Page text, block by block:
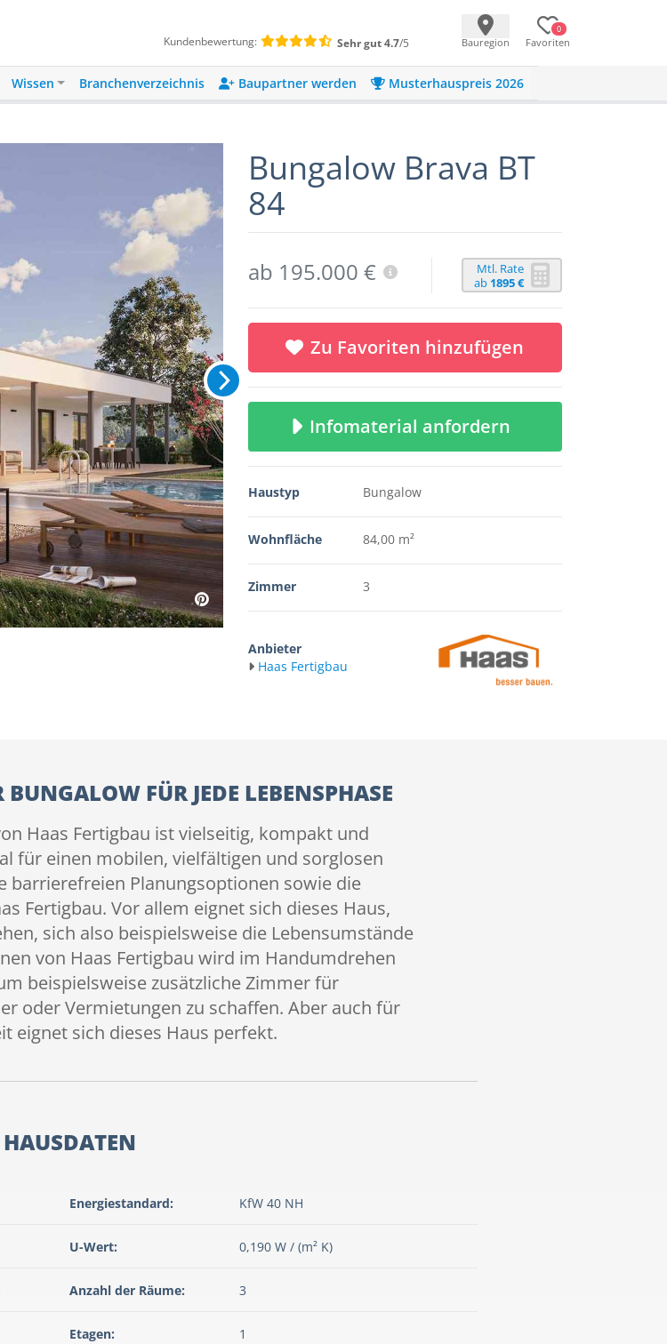
Kundenbewertung: Sehr gut4.7/5 Bauregion
0
Favoriten
Wissen Branchenverzeichnis Baupartner werden Musterhauspreis 2026
Bungalow Brava BT
84
ab 195.000 €
Mtl. Rate
ab 1895 €
Zu Favoriten hinzufügen
Infomaterial anfordern
Haustyp Bungalow
Wohnfläche 84,00 m²
Zimmer 3
Anbieter
Haas Fertigbau
FÜR JEDE LEBENSPHASE
Haas Fertigbau ist vielseitig, kompakt und
für einen mobilen, vielfältigen und sorglosen
barrierefreien Planungsoptionen sowie die
Fertigbau. Vor allem eignet sich dieses Haus,
sich also beispielsweise die Lebensumstände
von Haas Fertigbau wird im Handumdrehen
beispielsweise zusätzliche Zimmer für
oder Vermietungen zu schaffen. Aber auch für
eignet sich dieses Haus perfekt.
HAUSDATEN
Energiestandard: KfW 40 NH
U-Wert: 0,190 W / (m² K)
Anzahl der Räume: 3
Etagen: 1